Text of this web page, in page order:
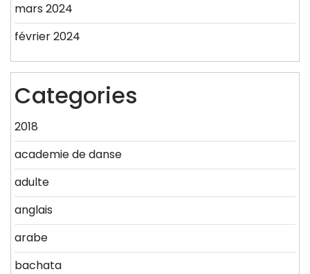
mars 2024
février 2024
Categories
2018
academie de danse
adulte
anglais
arabe
bachata